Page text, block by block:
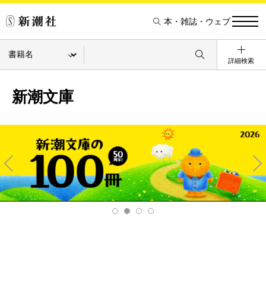
本・雑誌・ウェブ
詳細検索
新潮文庫
Pre
v
Ne
xt